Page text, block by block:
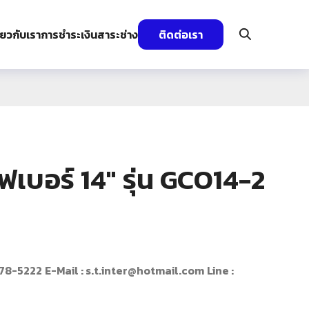
วกับเราการชำระเงินสาระช่าง ติดต่อเรา
บอร์ 14″ รุ่น GCO14-2
5222 E-Mail : s.t.inter@hotmail.com Line :